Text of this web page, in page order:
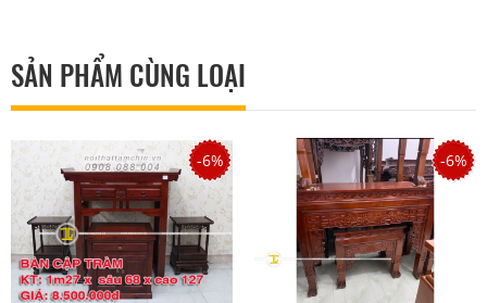
SẢN PHẨM CÙNG LOẠI
-6% -6%